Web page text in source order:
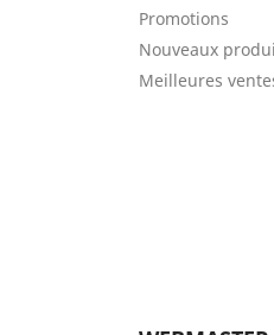
Promotions
Nouveaux
Meilleures